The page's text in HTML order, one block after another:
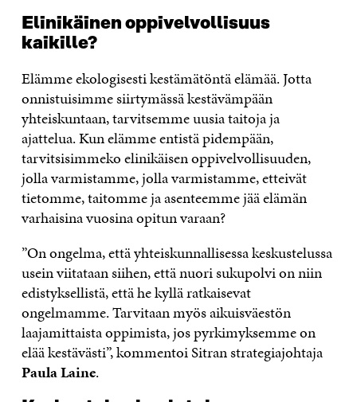
Elinikäinen oppivelvollisuus
kaikille?
Elämme ekologisesti kestämätöntä elämää. Jotta
onnistuisimme siirtymässä kestävämpään
yhteiskuntaan, tarvitsemme uusia taitoja ja
ajattelua. Kun elämme entistä pidempään,
tarvitsisimmeko elinikäisen oppivelvollisuuden,
jolla varmistamme, jolla varmistamme, etteivät
tietomme, taitomme ja asenteemme jää elämän
varhaisina vuosina opitun varaan?
”On ongelma, että yhteiskunnallisessa keskustelussa
usein viitataan siihen, että nuori sukupolvi on niin
edistyksellistä, että he kyllä ratkaisevat
ongelmamme. Tarvitaan myös aikuisväestön
laajamittaista oppimista, jos pyrkimyksemme on
elää kestävästi”, kommentoi Sitran strategiajohtaja
Paula Laine.